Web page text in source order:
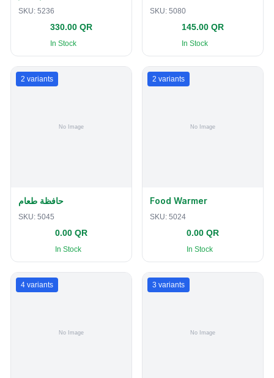
SKU: 5236
330.00 QR
In Stock
SKU: 5080
145.00 QR
In Stock
2 variants
حافظة طعام
SKU: 5045
0.00 QR
In Stock
2 variants
Food Warmer
SKU: 5024
0.00 QR
In Stock
4 variants 3 variants